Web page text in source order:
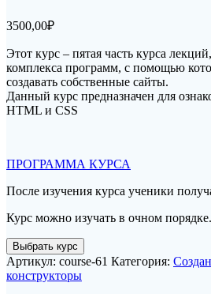
3500,00₽
Этот курс – пятая часть курса
комплекса программ, с помощью
создавать собственные сайты.
Данный курс предназначен для
HTML и CSS
ПРОГРАММА КУРСА
После изучения курса ученики
Курс можно изучать в очном порядке.
Количество
товара
Краткий
Выбрать курс
Артикул: course-61 Категория:
конструкторы